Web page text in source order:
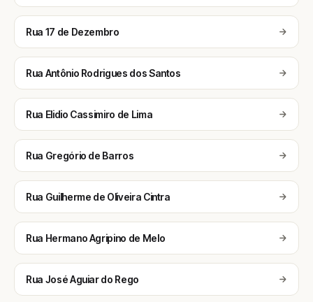
Rua 17 de Dezembro
Rua Antônio Rodrigues dos Santos
Rua Elidio Cassimiro de Lima
Rua Gregório de Barros
Rua Guilherme de Oliveira Cintra
Rua Hermano Agripino de Melo
Rua José Aguiar do Rego